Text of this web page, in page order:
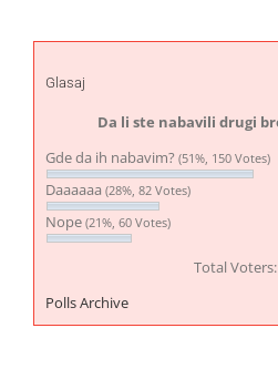
Glasaj
Da li ste nabavili drugi
Gde da ih nabavim? (51%, 150 Votes)
Daaaaaa (28%, 82 Votes)
Nope (21%, 60 Votes)
Total Voters:
Polls Archive